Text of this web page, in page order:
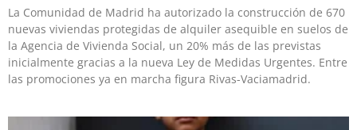
La Comunidad de Madrid ha autorizado la construcción de 670
nuevas viviendas protegidas de alquiler asequible en suelos de
la Agencia de Vivienda Social, un 20% más de las previstas
inicialmente gracias a la nueva Ley de Medidas Urgentes. Entre
las promociones ya en marcha figura Rivas-Vaciamadrid.